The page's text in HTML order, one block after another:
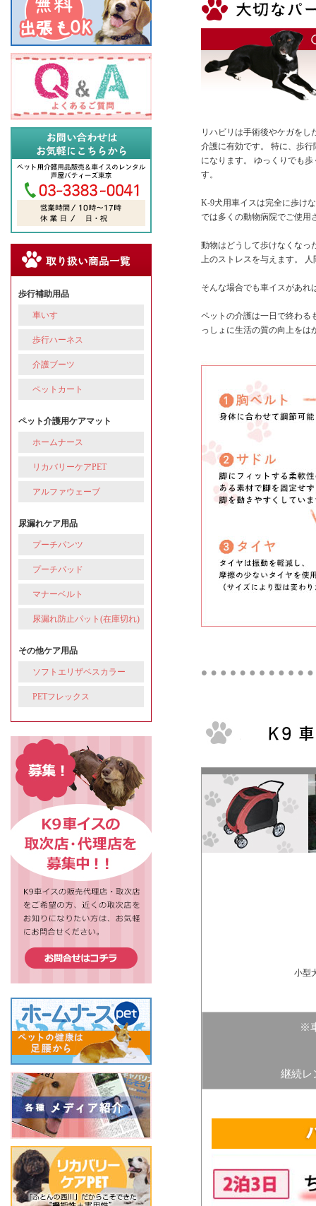
歩行補助用品
車いす
歩行ハーネス
介護ブーツ
ペットカート
ペット介護用ケアマット
ホームナース
リカバリーケアPET
アルファウェーブ
尿漏れケア用品
プーチパンツ
プーチパッド
マナーベルト
尿漏れ防止パット(在庫切れ)
その他ケア用品
ソフトエリザベスカラー
PETフレックス
リハビリは手術後やケガを
介護に有効です。 特に、歩
になります。 ゆっくりでも
す。
K-9犬用車イスは完全に歩け
では多くの動物病院でご使用
動物はどうして歩けなくなっ
上のストレスを与えます。
そんな場合でも車イスがあれ
ペットの介護は一日で終わる
っしょに生活の質の向上をは
小型
※
継続レ